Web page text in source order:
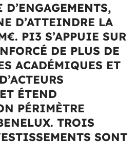
D’ATTEINDRE LA
PI3 S’APPUIE SUR
DE PLUS DE
ACADÉMIQUES ET
ÉTEND
PÉRIMÈTRE
TROIS
SONT